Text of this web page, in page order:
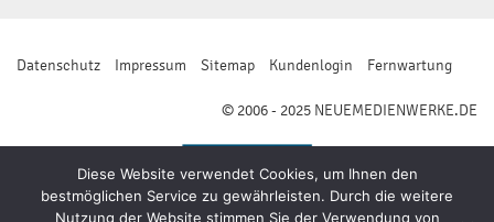
Datenschutz Impressum Sitemap Kundenlogin Fernwartung
© 2006 - 2025 NEUEMEDIENWERKE.DE
Diese Website verwendet Cookies, um Ihnen den
bestmöglichen Service zu gewährleisten. Durch die weitere
Nutzung der Website stimmen Sie der Verwendung von